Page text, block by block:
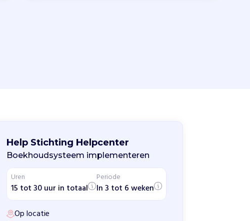
Help Stichting Helpcenter
Boekhoudsysteem implementeren
Uren
15 tot 30 uur in totaal
Periode
In 3 tot 6 weken
Op locatie